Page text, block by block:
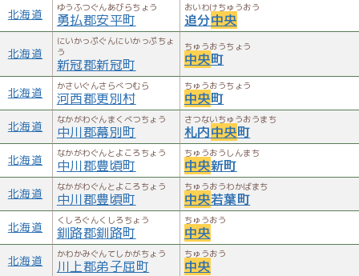
北海道 ゆうふつぐんあびらちょう
勇払郡安平町
おいわけちゅうおう
追分中央
北海道
にいかっぷぐんにいかっぷちょ
う
新冠郡新冠町
ちゅうおうちょう
中央町
北海道 かさいぐんさらべつむら
河西郡更別村
ちゅうおうちょう
中央町
北海道 なかがわぐんまくべつちょう
中川郡幕別町
さつないちゅうおうまち
札内中央町
北海道 なかがわぐんとよころちょう
中川郡豊頃町
ちゅうおうしんまち
中央新町
北海道 なかがわぐんとよころちょう
中川郡豊頃町
ちゅうおうわかばまち
中央若葉町
北海道 くしろぐんくしろちょう
釧路郡釧路町
ちゅうおう
中央
北海道 かわかみぐんてしかがちょう
川上郡弟子屈町
ちゅうおう
中央